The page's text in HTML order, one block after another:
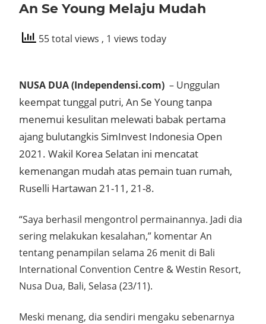
An Se Young Melaju Mudah
55 total views , 1 views today
NUSA DUA (Independensi.com) – Unggulan
keempat tunggal putri, An Se Young tanpa
menemui kesulitan melewati babak pertama
ajang bulutangkis SimInvest Indonesia Open
2021. Wakil Korea Selatan ini mencatat
kemenangan mudah atas pemain tuan rumah,
Ruselli Hartawan 21-11, 21-8.
“Saya berhasil mengontrol permainannya. Jadi dia
sering melakukan kesalahan,” komentar An
tentang penampilan selama 26 menit di Bali
International Convention Centre & Westin Resort,
Nusa Dua, Bali, Selasa (23/11).
Meski menang, dia sendiri mengaku sebenarnya